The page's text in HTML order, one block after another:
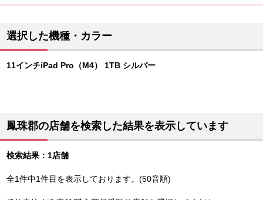
選択した機種・カラー
11インチiPad Pro（M4） 1TB シルバー
鳳珠郡の店舗を検索した結果を表示しています
検索結果：1店舗
全1件中1件目を表示しております。(50音順)